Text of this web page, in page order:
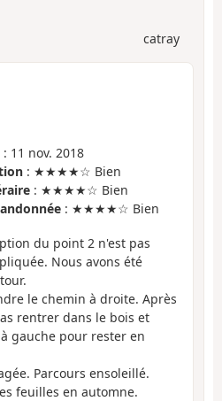
catray
: 11 nov. 2018
: ★★★★☆ Bien
: ★★★★☆ Bien
: ★★★★☆ Bien
du point 2 n'est pas
Nous avons été
le chemin à droite. Après
rentrer dans le bois et
gauche pour rester en
Parcours ensoleillé.
feuilles en automne.